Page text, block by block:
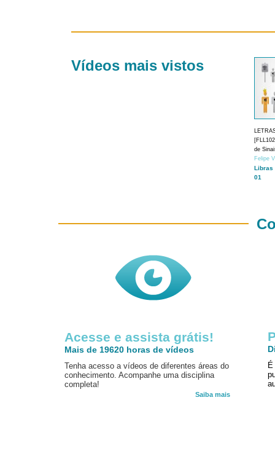
Vídeos mais vistos
de
Felipe
Libras
01
Acesse e assista grátis!
Mais de 19620 horas de vídeos
Tenha acesso a vídeos de diferentes áreas do
conhecimento. Acompanhe uma disciplina
completa!
Saiba mais